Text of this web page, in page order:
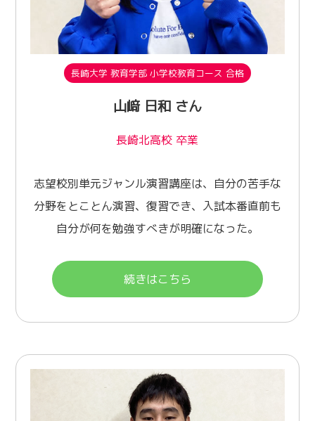
長崎大学 教育学部 小学校教育コース 合格
山﨑 日和 さん
長崎北高校 卒業
志望校別単元ジャンル演習講座は、自分の苦手な
分野をとことん演習、復習でき、入試本番直前も
自分が何を勉強すべきが明確になった。
続きはこちら